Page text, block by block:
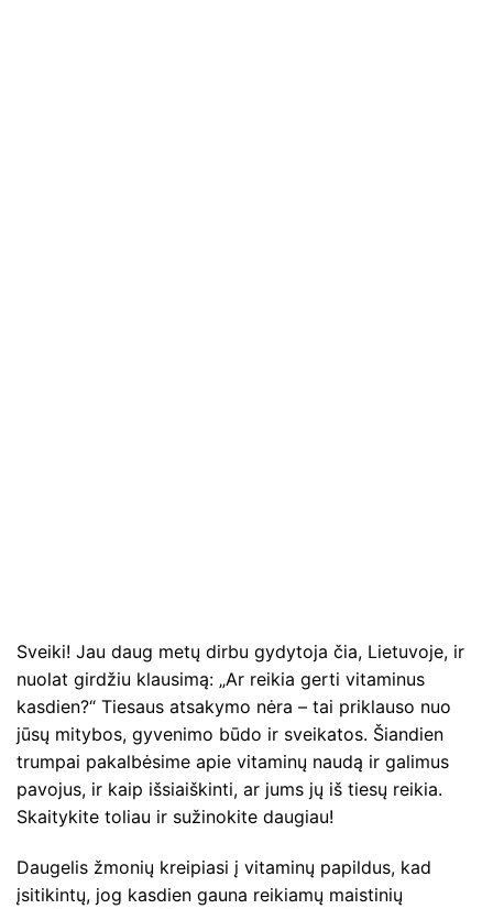
Sveiki! Jau daug metų dirbu gydytoja čia, Lietuvoje, ir
nuolat girdžiu klausimą: „Ar reikia gerti vitaminus
kasdien?“ Tiesaus atsakymo nėra – tai priklauso nuo
jūsų mitybos, gyvenimo būdo ir sveikatos. Šiandien
trumpai pakalbėsime apie vitaminų naudą ir galimus
pavojus, ir kaip išsiaiškinti, ar jums jų iš tiesų reikia.
Skaitykite toliau ir sužinokite daugiau!
Daugelis žmonių kreipiasi į vitaminų papildus, kad
įsitikintų, jog kasdien gauna reikiamų maistinių